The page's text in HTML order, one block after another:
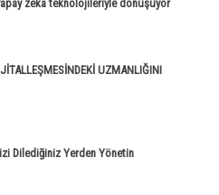
zekâ teknolojileriyle dönüşüyor
UZMANLIĞINI
Dilediğiniz Yerden Yönetin